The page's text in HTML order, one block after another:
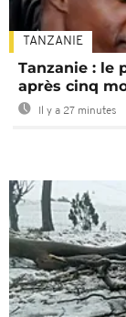
TANZANIE
Tanzanie : le
après cinq
Il y a 27 minutes